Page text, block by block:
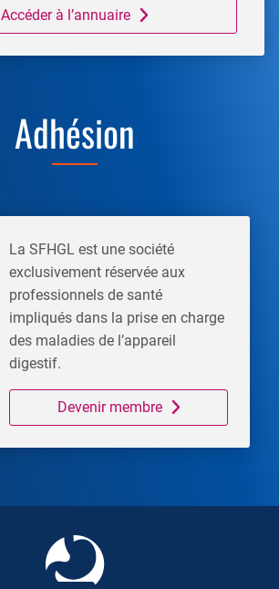
Accéder à l’annuaire
Adhésion
La SFHGL est une société
exclusivement réservée aux
professionnels de santé
impliqués dans la prise en charge
des maladies de l’appareil
digestif.
Devenir membre